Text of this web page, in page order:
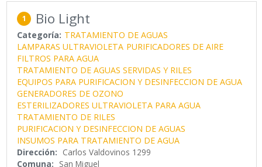
1 Bio Light
Categoría: TRATAMIENTO DE AGUAS
LAMPARAS ULTRAVIOLETA PURIFICADORES DE AIRE
FILTROS PARA AGUA
TRATAMIENTO DE AGUAS SERVIDAS Y RILES
EQUIPOS PARA PURIFICACION Y DESINFECCION DE AGUA
GENERADORES DE OZONO
ESTERILIZADORES ULTRAVIOLETA PARA AGUA
TRATAMIENTO DE RILES
PURIFICACION Y DESINFECCION DE AGUAS
INSUMOS PARA TRATAMIENTO DE AGUA
Dirección: Carlos Valdovinos 1299
Comuna: San Miguel